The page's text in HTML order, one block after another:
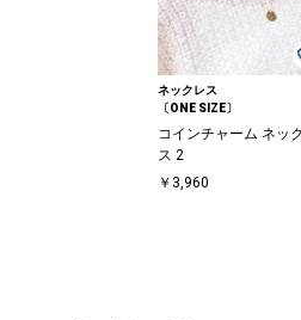
ネックレス
〔ONE SIZE〕
コインチャーム ネッ
ス 2
￥3,960